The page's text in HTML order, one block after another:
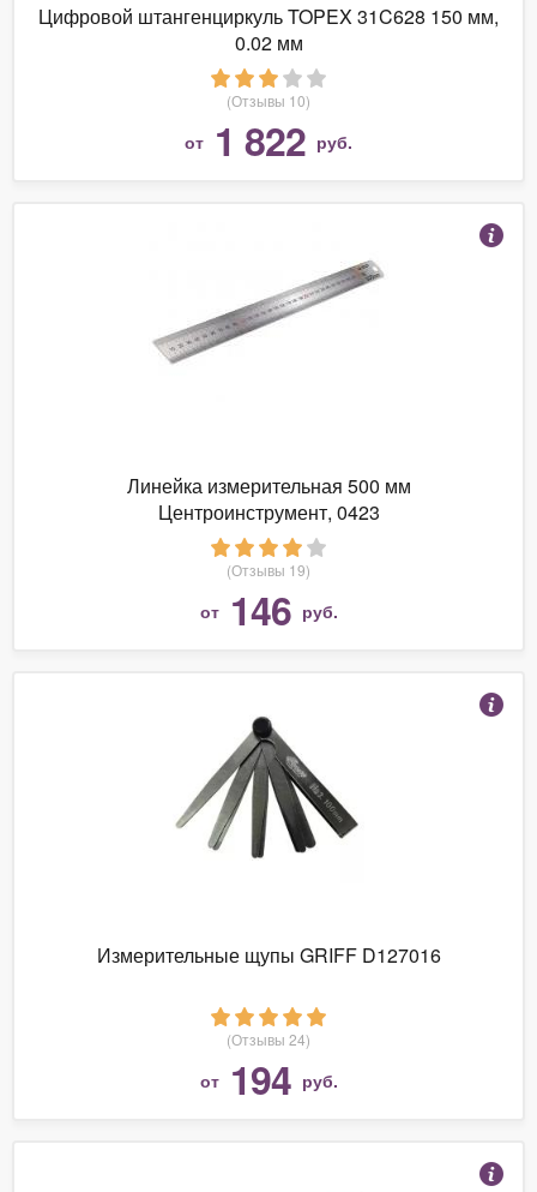
Цифровой штангенциркуль TOPEX 31C628 150 мм,
0.02 мм
(Отзывы 10)
от 1 822 руб.
Линейка измерительная 500 мм
Центроинструмент, 0423
(Отзывы 19)
от 146 руб.
Измерительные щупы GRIFF D127016
(Отзывы 24)
от 194 руб.